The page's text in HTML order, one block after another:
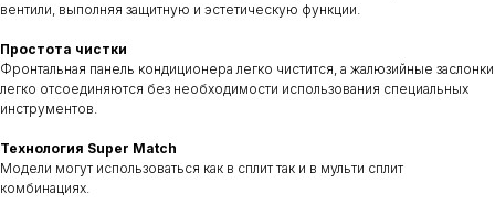
вентили, выполняя защитную и эстетическую функции.
Простота чистки
Фронтальная панель кондиционера легко чистится, а жалюзийные заслонки
легко отсоединяются без необходимости использования специальных
инструментов.
Технология Super Match
Модели могут использоваться как в сплит так и в мульти сплит
комбинациях.